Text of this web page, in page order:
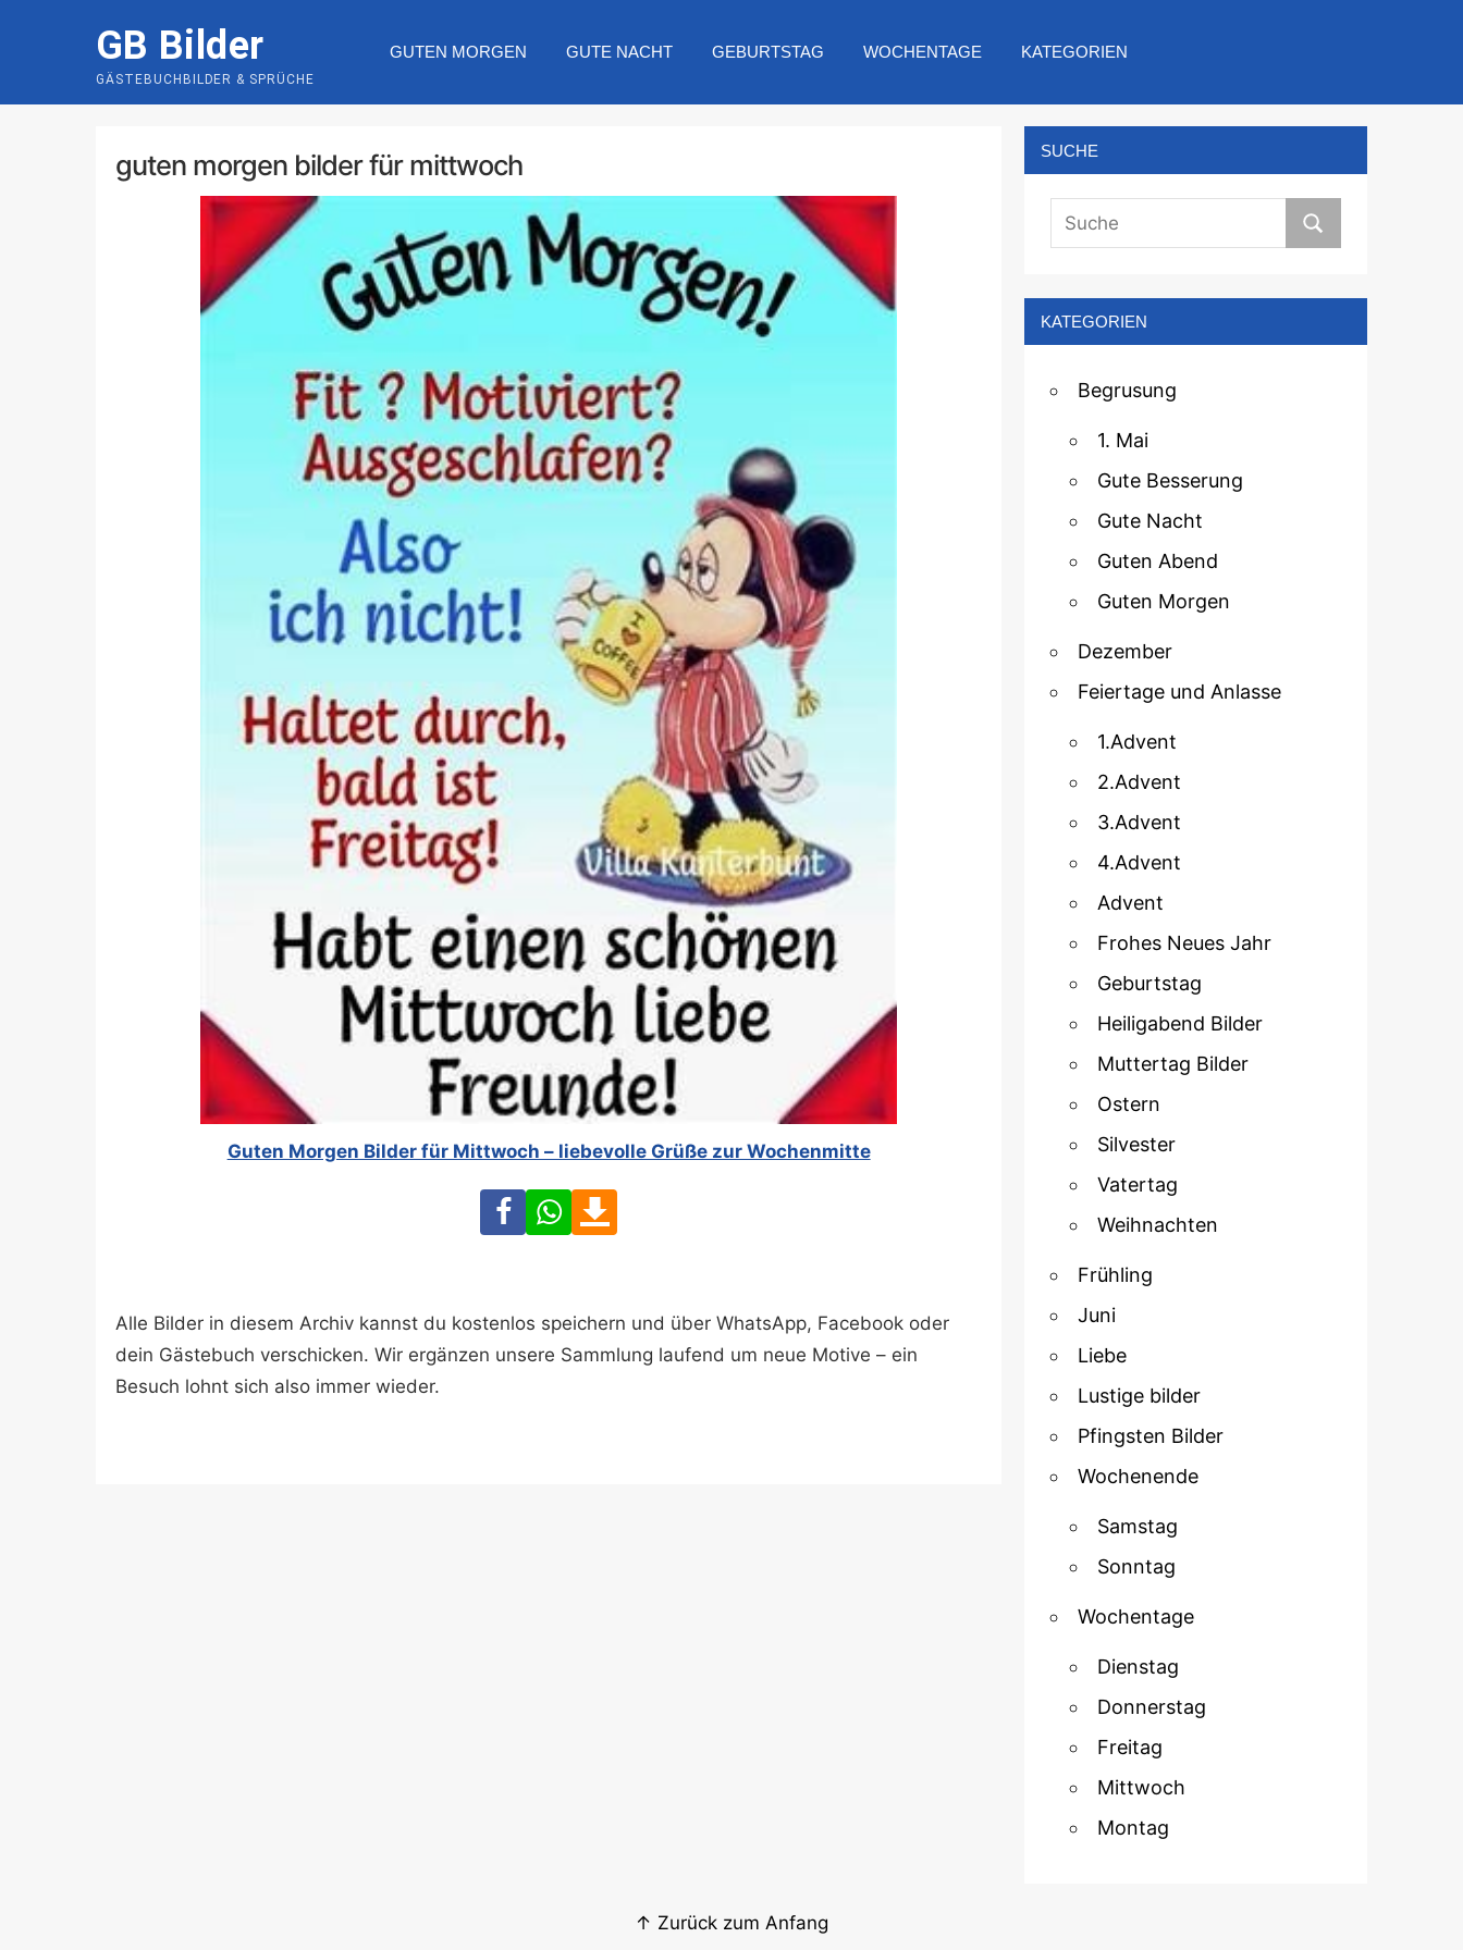
GB Bilder
GÄSTEBUCHBILDER & SPRÜCHE
GUTEN MORGEN GUTE NACHT GEBURTSTAG WOCHENTAGE KATEGORIEN
guten morgen bilder für mittwoch
Guten Morgen Bilder für Mittwoch – liebevolle Grüße zur Wochenmitte
FacebookWhatsApp
Alle Bilder in diesem Archiv kannst du kostenlos speichern und über WhatsApp, Facebook oder
dein Gästebuch verschicken. Wir ergänzen unsere Sammlung laufend um neue Motive – ein
Besuch lohnt sich also immer wieder.
SUCHE
KATEGORIEN
Begrusung
1. Mai
Gute Besserung
Gute Nacht
Guten Abend
Guten Morgen
Dezember
Feiertage und Anlasse
1.Advent
2.Advent
3.Advent
4.Advent
Advent
Frohes Neues Jahr
Geburtstag
Heiligabend Bilder
Muttertag Bilder
Ostern
Silvester
Vatertag
Weihnachten
Frühling
Juni
Liebe
Lustige bilder
Pfingsten Bilder
Wochenende
Samstag
Sonntag
Wochentage
Dienstag
Donnerstag
Freitag
Mittwoch
Montag
↑ Zurück zum Anfang